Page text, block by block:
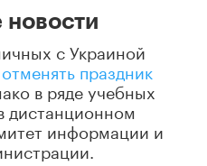
новости
с Украиной
праздник
в ряде учебных
дистанционном
информации и